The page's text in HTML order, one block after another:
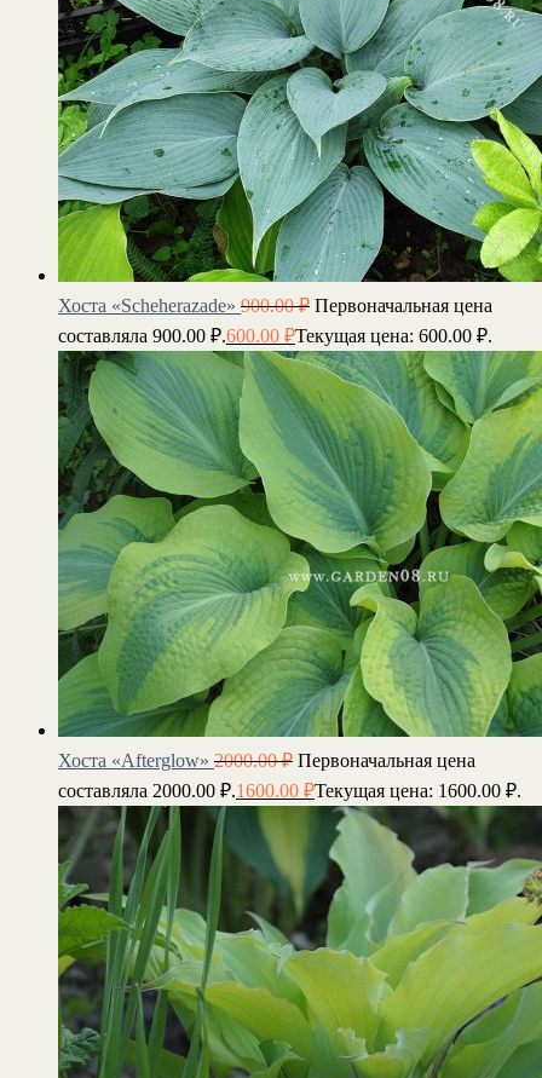
Хоста «Scheherazade» 900.00₽ Первоначальная цена
составляла 900.00 ₽.600.00 ₽Текущая цена: 600.00 ₽.
Хоста «Afterglow» 2000.00₽ Первоначальная цена
составляла 2000.00 ₽.1600.00 ₽Текущая цена: 1600.00 ₽.